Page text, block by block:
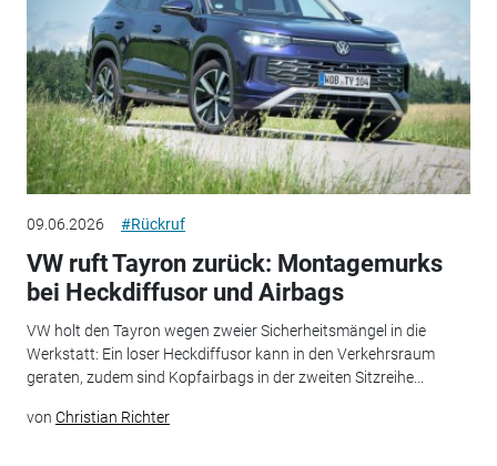
09.06.2026 #Rückruf
VW ruft Tayron zurück: Montagemurks
bei Heckdiffusor und Airbags
VW holt den Tayron wegen zweier Sicherheitsmängel in die
Werkstatt: Ein loser Heckdiffusor kann in den Verkehrsraum
geraten, zudem sind Kopfairbags in der zweiten Sitzreihe...
von Christian Richter